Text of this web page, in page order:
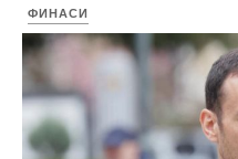
ФИНАСИ